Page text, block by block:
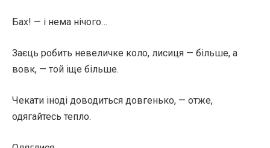
Бах! — і нема нічого…
Заєць робить невеличке коло, лисиця — більше, а
вовк, — той іще більше.
Чекати іноді доводиться довгенько, — отже,
одягайтесь тепло.